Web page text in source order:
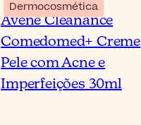
Dermocosmética
Avène Cleanance
Comedomed+ Creme
Pele com Acne e
Imperfeições 30ml